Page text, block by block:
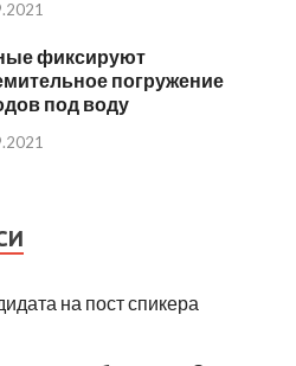
фиксируют
погружение
под воду
на пост спикера